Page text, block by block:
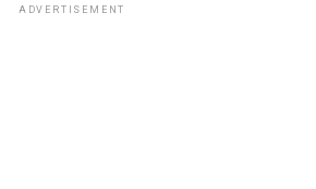
ADVERTISEMENT